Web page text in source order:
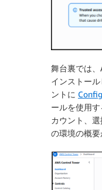
舞台裏では
インストー
ントに
ールを使用
カウント、
の環境の概要